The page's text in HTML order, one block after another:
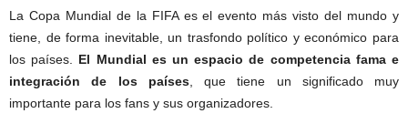
La Copa Mundial de la FIFA es el evento más visto del mundo y
tiene, de forma inevitable, un trasfondo político y económico para
los países.
El Mundial es un espacio de competencia fama e
integración de los países, que tiene un significado muy
importante para los fans y sus organizadores.